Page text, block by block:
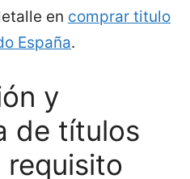
en comprar titulo
España.
y
de títulos